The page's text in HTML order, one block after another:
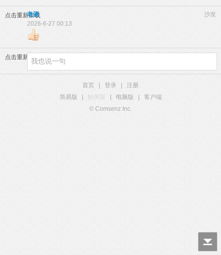
点击重新加载 沙发
老酒
2026-6-27 00:13
点击重新加载
首页 | 登录 |
注册
简易版
| 触屏版 | 电脑版 |
客户端
© Comsenz Inc.